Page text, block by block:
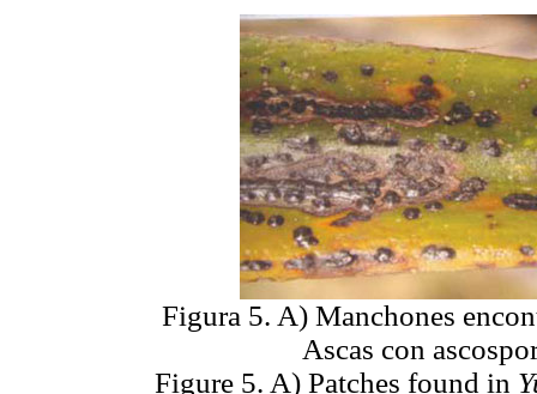
Figura 5. A) Manchones
Ascas con
Figure 5. A) Patches found in